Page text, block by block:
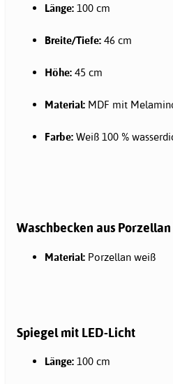
Länge: 100 cm
Breite/Tiefe: 46 cm
Höhe: 45 cm
Material: MDF mit
Farbe: Weiß 100 %
Waschbecken aus Porzellan
Material: Porzellan weiß
Spiegel mit LED-Licht
Länge: 100 cm